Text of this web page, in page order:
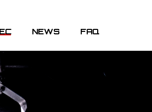
NEWS FAQ